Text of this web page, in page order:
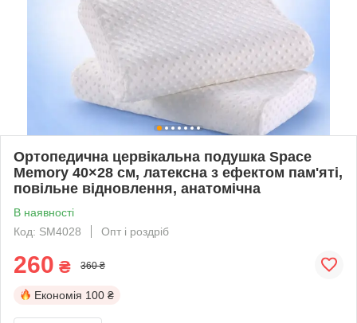
Ортопедична цервікальна подушка Space
Memory 40×28 см, латексна з ефектом пам'яті,
повільне відновлення, анатомічна
В наявності
Код: SM4028
Опт і роздріб
260 ₴ 360 ₴
Економія 100 ₴